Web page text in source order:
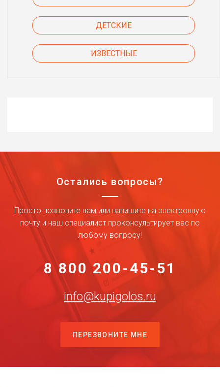
ДЕТСКИЕ
ИЗВЕСТНЫЕ
Остались вопросы?
Просто позвоните нам или напишите на электронную
почту и наш специалист проконсультирует вас по
любому вопросу!
8 800 200-45-51
info@kupigolos.ru
ПЕРЕЗВОНИТЕ МНЕ